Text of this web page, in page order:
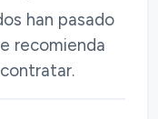
han pasado
recomienda